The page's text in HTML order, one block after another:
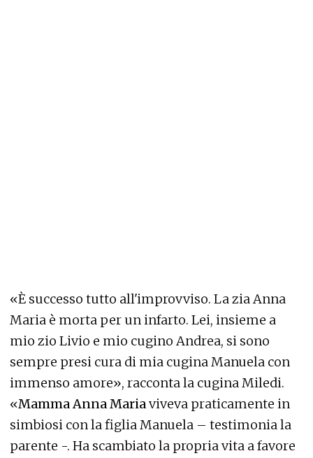
«È successo tutto all'improvviso. La zia Anna
Maria è morta per un infarto. Lei, insieme a
mio zio Livio e mio cugino Andrea, si sono
sempre presi cura di mia cugina Manuela con
immenso amore», racconta la cugina Miledi.
«Mamma Anna Mariaviveva praticamente in
simbiosi con la figlia Manuela – testimonia la
parente -. Ha scambiato la propria vita a favore